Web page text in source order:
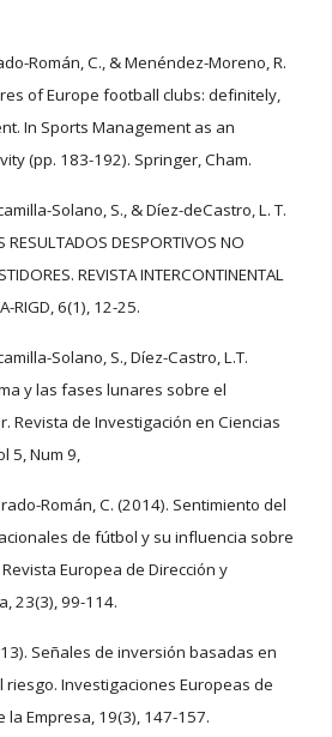
Román, C., & Menéndez-Moreno, R.
of Europe football clubs: definitely,
In Sports Management as an
(pp. 183-192). Springer, Cham.
Solano, S., & Díez-deCastro, L. T.
RESULTADOS DESPORTIVOS NO
REVISTA INTERCONTINENTAL
RIGD, 6(1), 12-25.
Solano, S., Díez-Castro, L.T.
y las fases lunares sobre el
Revista de Investigación en Ciencias
5, Num 9,
Román, C. (2014). Sentimiento del
de fútbol y su influencia sobre
Europea de Dirección y
23(3), 99-114.
Señales de inversión basadas en
Investigaciones Europeas de
la Empresa, 19(3), 147-157.